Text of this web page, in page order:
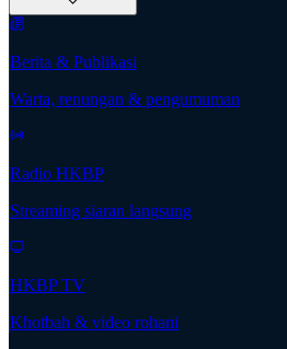
Berita & Publikasi
Warta, renungan & pengumuman
Radio HKBP
Streaming siaran langsung
HKBP TV
Khotbah & video rohani